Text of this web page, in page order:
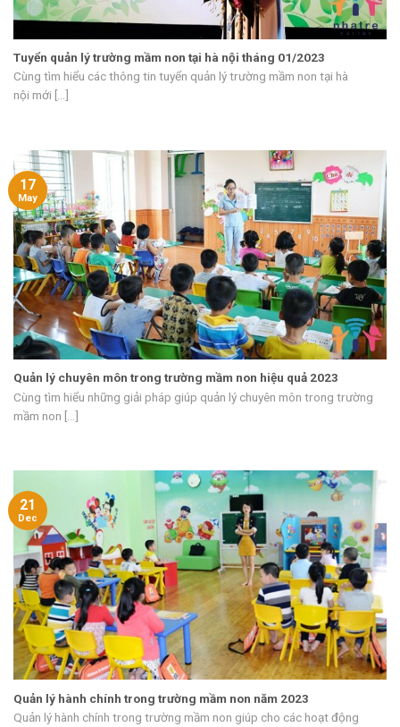
Tuyển quản lý trường mầm non tại hà nội tháng 01/2023
Cùng tìm hiểu các thông tin tuyển quản lý trường mầm non tại hà
nội mới [...]
Quản lý chuyên môn trong trường mầm non hiệu quả 2023
Cùng tìm hiểu những giải pháp giúp quản lý chuyên môn trong trường
mầm non [...]
17
May
Quản lý hành chính trong trường mầm non năm 2023
Quản lý hành chính trong trường mầm non giúp cho các hoạt động
21
Dec